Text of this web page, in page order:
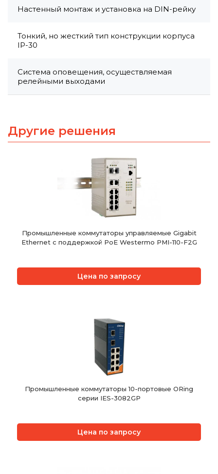
Настенный монтаж и установка на DIN-рейку
Тонкий, но жесткий тип конструкции корпуса
IP-30
Система оповещения, осуществляемая
релейными выходами
Другие решения
Промышленные коммутаторы управляемые Gigabit
Ethernet с поддержкой PoE Westermo PMI-110-F2G
Цена по запросу
Промышленные коммутаторы 10-портовые ORing
серии IES-3082GP
Цена по запросу